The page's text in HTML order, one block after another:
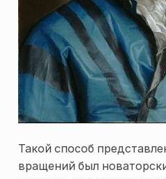
Такой способ
вращений был